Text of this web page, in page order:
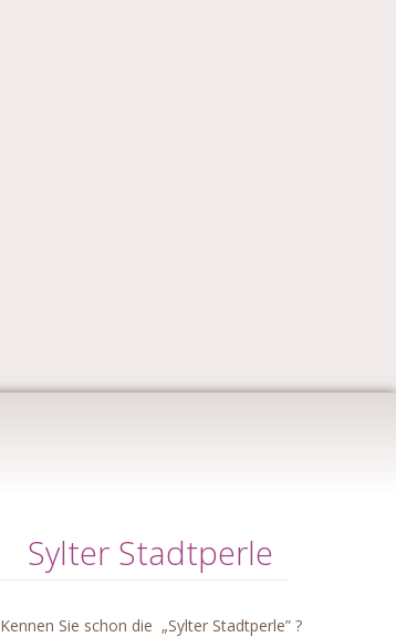
Sylter Stadtperle
Kennen Sie schon die „Sylter Stadtperle” ?